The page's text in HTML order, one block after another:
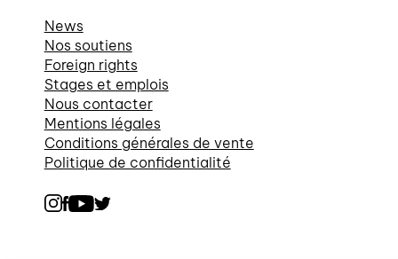
News
Nos soutiens
Foreign rights
Stages et emplois
Nous contacter
Mentions légales
Conditions générales de vente
Politique de confidentialité